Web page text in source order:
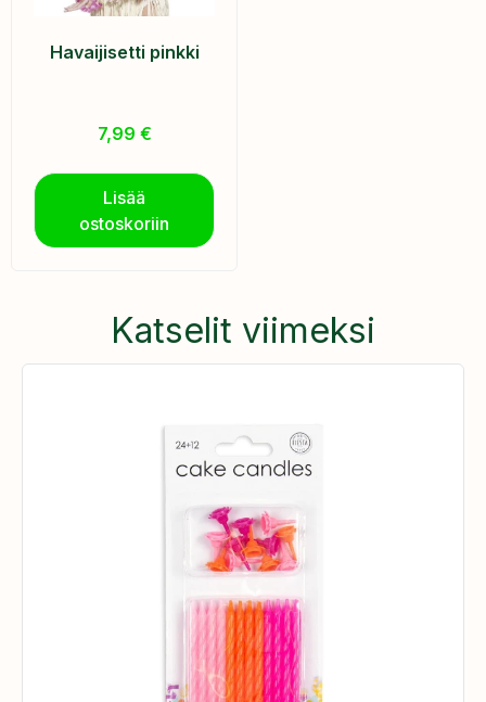
Havaijisetti pinkki
7,99 €
Lisää
ostoskoriin
Katselit viimeksi